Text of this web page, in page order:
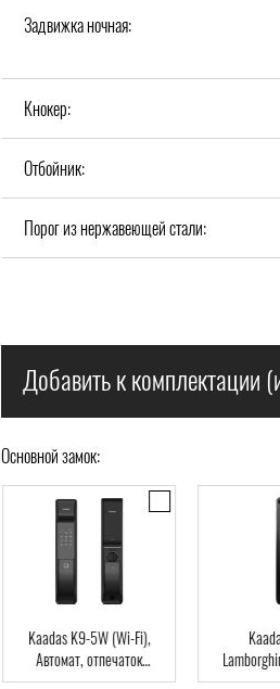
Задвижка ночная:
Кнокер:
Отбойник:
Порог из нержавеющей стали:
Добавить к комплектации
Основной замок:
Kaadas K9-5W (Wi-Fi),
Автомат, отпечаток
пальца, Wi-Fi, RFID-Card